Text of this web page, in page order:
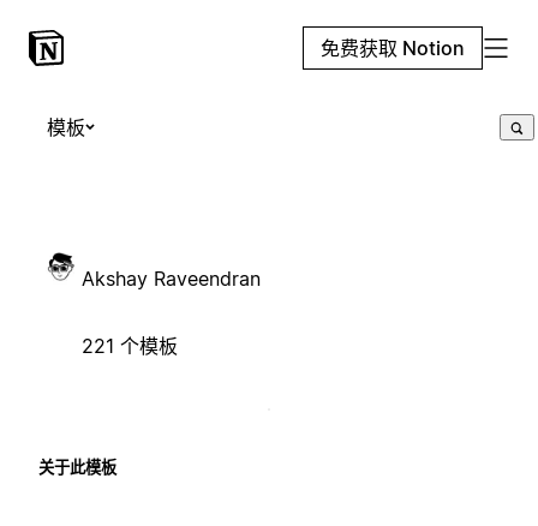
免费获取 Notion
模板
Akshay Raveendran
221 个模板
关于此模板